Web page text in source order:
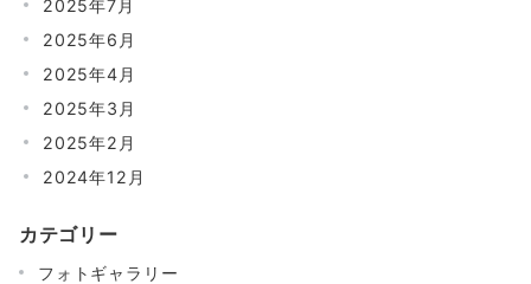
2025年7月
2025年6月
2025年4月
2025年3月
2025年2月
2024年12月
カテゴリー
フォトギャラリー